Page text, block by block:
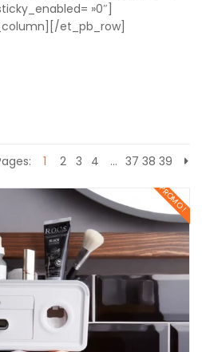
»0″]
et_pb_row]
1 2 3 4 … 37 38 39
PROMO !